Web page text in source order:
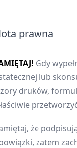
prawna
Gdy
lub
druków,
że
zatem